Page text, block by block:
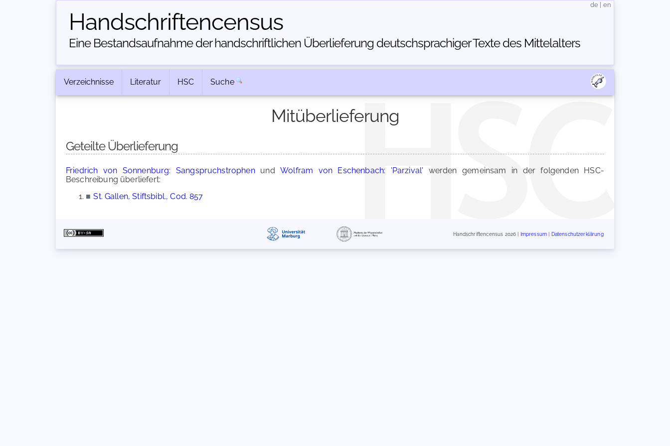
Handschriften­census
Eine Bestandsaufnahme der handschriftlichen Über­lieferung deutschsprachiger Texte des Mittelalters
de en
Verzeichnisse Literatur HSC Suche
Mitüberlieferung
Geteilte Überlieferung
Friedrich von Sonnenburg: SangspruchstrophenundWolfram von Eschenbach: 'Parzival' werden gemeinsam in der folgenden HSC-
Beschreibung überliefert:
■ St. Gallen, Stiftsbibl., Cod. 857
Handschriftencensus 2026 | Impressum Datenschutzerklärung